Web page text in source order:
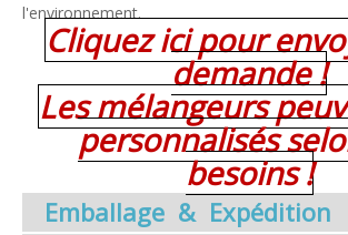
l'environnement.
Cliquez ici pour
demande !
Les mélangeurs
personnalisés
besoins !
Emballage & Expédition